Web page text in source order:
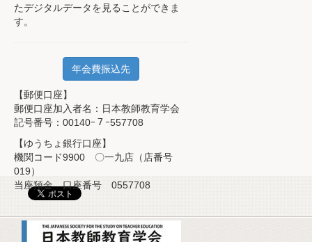
たデジタルデータを見ることができま
す。
年会費振込先
【郵便口座】
郵便口座加入者名：日本教師教育学会
記号番号：00140ｰ７ｰ557708
【ゆうちょ銀行口座】
機関コード9900 〇一九店（店番号
019）
当座預金 口座番号 0557708